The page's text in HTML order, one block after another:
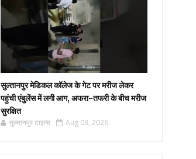
सुल्तानपुर मेडिकल कॉलेज के गेट पर मरीज लेकर
पहुंची एंबुलेंस में लगी आग, अफरा-तफरी के बीच मरीज
सुरक्षित
सुल्तानपुर टाइम्स Aug 03, 2026